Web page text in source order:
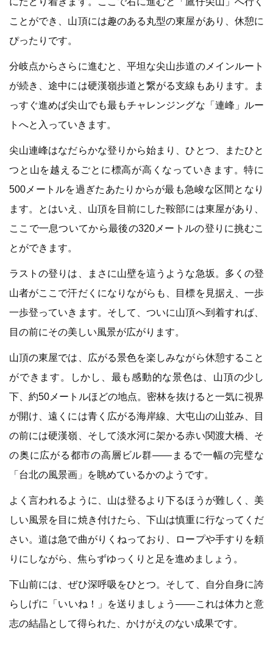
ことができ、山頂には趣のある丸型の東屋があり、休憩に
ぴったりです。
分岐点からさらに進むと、平坦な尖山歩道のメインルート
が続き、途中には硬漢嶺歩道と繋がる支線もあります。ま
っすぐ進めば尖山でも最もチャレンジングな「連峰」ルー
トへと入っていきます。
尖山連峰はなだらかな登りから始まり、ひとつ、またひと
つと山を越えるごとに標高が高くなっていきます。特に
500メートルを過ぎたあたりからが最も急峻な区間となり
ます。とはいえ、山頂を目前にした鞍部には東屋があり、
ここで一息ついてから最後の320メートルの登りに挑むこ
とができます。
ラストの登りは、まさに山壁を這うような急坂。多くの登
山者がここで汗だくになりながらも、目標を見据え、一歩
一歩登っていきます。そして、ついに山頂へ到着すれば、
目の前にその美しい風景が広がります。
山頂の東屋では、広がる景色を楽しみながら休憩すること
ができます。しかし、最も感動的な景色は、山頂の少し
下、約50メートルほどの地点。密林を抜けると一気に視界
が開け、遠くには青く広がる海岸線、大屯山の山並み、目
の前には硬漢嶺、そして淡水河に架かる赤い関渡大橋、そ
の奥に広がる都市の高層ビル群——まるで一幅の完璧な
「台北の風景画」を眺めているかのようです。
よく言われるように、山は登るより下るほうが難しく、美
しい風景を目に焼き付けたら、下山は慎重に行なってくだ
さい。道は急で曲がりくねっており、ロープや手すりを頼
りにしながら、焦らずゆっくりと足を進めましょう。
下山前には、ぜひ深呼吸をひとつ。そして、自分自身に誇
らしげに「いいね！」を送りましょう——これは体力と意
志の結晶として得られた、かけがえのない成果です。